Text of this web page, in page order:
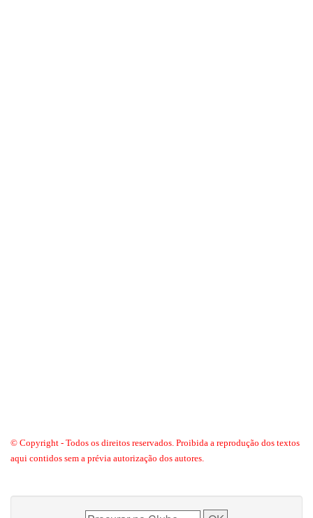
© Copyright - Todos os direitos reservados. Proibida a reprodução dos textos
aqui contidos sem a prévia autorização dos autores.